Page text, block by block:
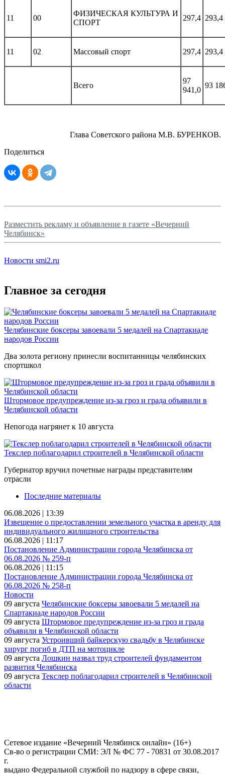
11 00
ФИЗИЧЕСКАЯ КУЛЬТУРА И
СПОРТ
297,4 293,4
11 02 Массовый спорт 297,4 293,4
Всего
97
941,0
93
Глава Советского района М.В. БУРЕНКОВ.
Поделиться
Разместить рекламу и объявление в газете «Вечерний
Челябинск»
Новости smi2.ru
Главное за сегодня
Челябинские боксеры завоевали 5 медалей на Спартакиаде
народов России
Два золота региону принесли воспитанницы челябинских
спортшкол
Штормовое предупреждение из-за гроз и града объявили в
Челябинской области
Непогода нагрянет к 10 августа
Текслер поблагодарил строителей в Челябинской области
Губернатор вручил почетные награды представителям
отрасли
Последние материалы
06.08.2026 | 13:39
Извещение о предоставлении земельного участка в аренду для
индивидуального жилищного строительства
06.08.2026 | 11:17
Постановление Администрации города Челябинска от
06.08.2026 № 259-п
06.08.2026 | 11:15
Постановление Администрации города Челябинска от
06.08.2026 № 258-п
Новости
09 августа Челябинские боксеры завоевали 5 медалей на
Спартакиаде народов России
09 августа Штормовое предупреждение из-за гроз и града
объявили в Челябинской области
09 августа Устроивший байкерскую свадьбу в Челябинске
хирург погиб в ДТП на мотоцикле
09 августа Лошкин назвал труд строителей фундаментом
развития Челябинска
09 августа Текслер поблагодарил строителей в Челябинской
области
Сетевое издание «Вечерний Челябинск онлайн» (16+)
Cв-во о регистрации СМИ: ЭЛ № ФС 77 - 70831 от 30.08.2017
г.
выдано Федеральной службой по надзору в сфере связи,